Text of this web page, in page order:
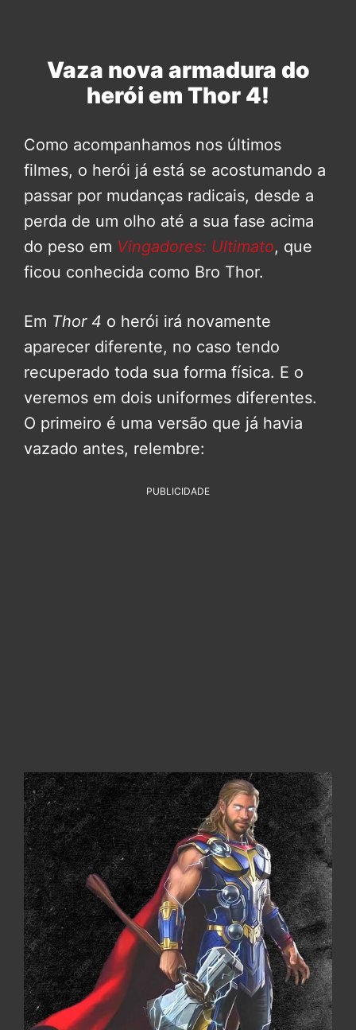
Vaza nova armadura do
herói em Thor 4!
Como acompanhamos nos últimos
filmes, o herói já está se acostumando a
passar por mudanças radicais, desde a
perda de um olho até a sua fase acima
do peso em Vingadores: Ultimato, que
ficou conhecida como Bro Thor.
Em Thor 4 o herói irá novamente
aparecer diferente, no caso tendo
recuperado toda sua forma física. E o
veremos em dois uniformes diferentes.
O primeiro é uma versão que já havia
vazado antes, relembre:
PUBLICIDADE